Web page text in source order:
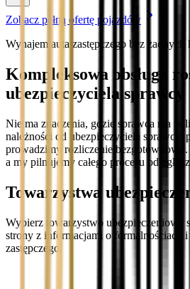
Zobacz pełną ofertę pojazdów
Wynajem auta zastępczego bez
Kompleksowa obsługa
ubezpieczyciela sprawcy
Nie ma znaczenia, gdzie sprawca ma
należności od ubezpieczyciela sprawcy,
prowadzimy rozliczenie bezgotówkowo.
a my pilnujemy całego procesu od
Towarzystwa
Wybierz towarzystwo ubezpieczeniowe
strony z informacjami o formalnościach i
zastępczego.